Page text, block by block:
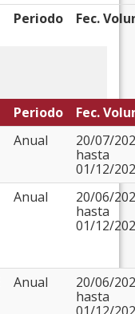
Periodo Fec.
Periodo
Fec.
Anual
20/07/
hasta
01/12/
Anual
20/06/
hasta
01/12/
Anual
20/06/
hasta